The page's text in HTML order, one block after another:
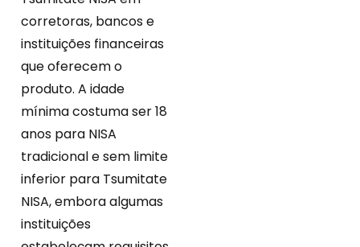
corretoras, bancos e
instituições financeiras
que oferecem o
produto. A idade
mínima costuma ser 18
anos para NISA
tradicional e sem limite
inferior para Tsumitate
NISA, embora algumas
instituições